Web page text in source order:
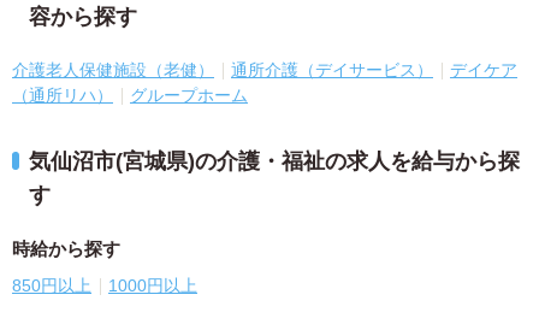
容から探す
介護老人保健施設（老健） 通所介護（デイサービス）
デイケア
（通所リハ）
グループホーム
気仙沼市(宮城県)の介護・福祉の求人を給与から探
す
時給から探す
850円以上 1000円以上